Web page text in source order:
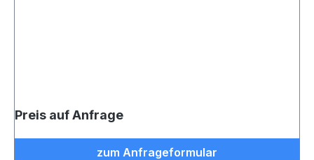
Preis auf Anfrage
zum Anfrageformular